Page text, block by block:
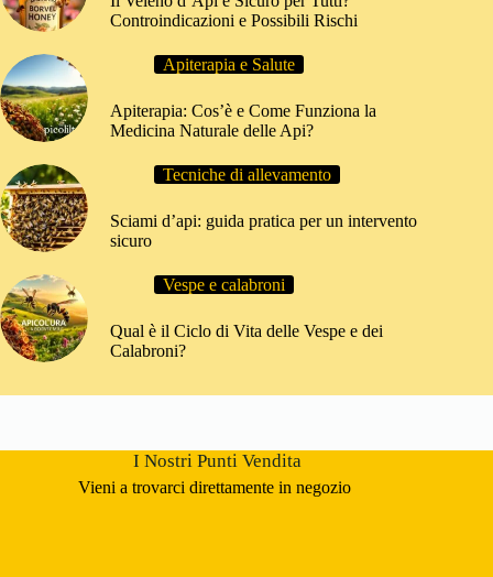
Controindicazioni e Possibili Rischi
Apiterapia e Salute
Apiterapia: Cos’è e Come Funziona la
Medicina Naturale delle Api?
Tecniche di allevamento
Sciami d’api: guida pratica per un intervento
sicuro
Vespe e calabroni
Qual è il Ciclo di Vita delle Vespe e dei
Calabroni?
I Nostri Punti Vendita
Vieni a trovarci direttamente in negozio